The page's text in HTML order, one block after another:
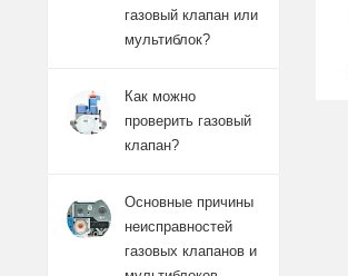
газовый клапан или
мультиблок?
Как можно
проверить газовый
клапан?
Основные причины
неисправностей
газовых клапанов и